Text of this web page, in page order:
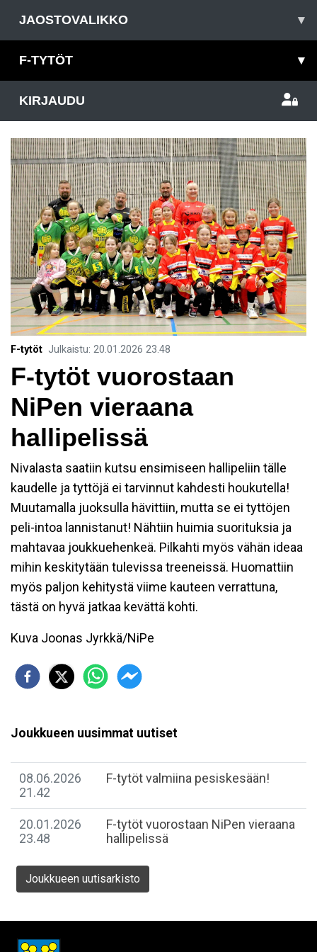
JAOSTOVALIKKO ▾
F-TYTÖT ▾
KIRJAUDU
F-tytöt Julkaistu: 20.01.2026 23.48
F-tytöt vuorostaan
NiPen vieraana
hallipelissä
Nivalasta saatiin kutsu ensimiseen hallipeliin tälle
kaudelle ja tyttöjä ei tarvinnut kahdesti houkutella!
Muutamalla juoksulla hävittiin, mutta se ei tyttöjen
peli-intoa lannistanut! Nähtiin huimia suorituksia ja
mahtavaa joukkuehenkeä. Pilkahti myös vähän ideaa
mihin keskitytään tulevissa treeneissä. Huomattiin
myös paljon kehitystä viime kauteen verrattuna,
tästä on hyvä jatkaa kevättä kohti.
Kuva Joonas Jyrkkä/NiPe
Joukkueen uusimmat uutiset
08.06.2026
21.42
F-tytöt valmiina pesiskesään!
20.01.2026
23.48
F-tytöt vuorostaan NiPen vieraana
hallipelissä
Joukkueen uutisarkisto